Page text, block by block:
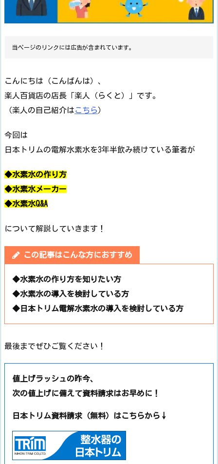
当ページのリンクには広告が含まれています。
こんにちは（こんばんは）、
楽人百貨店の店長「楽人（らくと）」です。
（楽人の自己紹介はこちら）
今回は
日本トリムの電解水素水を3年半飲み続けている筆者が
◆水素水の作り方
◆水素水メーカー
◆水素水Q&A
について解説していきます！
この記事はこんな方におすすめ
◆水素水の作り方を知りたい方
◆水素水の導入を検討している方
◆日本トリム電解水素水の導入を検討している方
最後までぜひご覧ください！
値上げラッシュの昨今、
次の値上げに備えて資料請求はお早めに！
日本トリム資料請求（無料）はこちらから↓